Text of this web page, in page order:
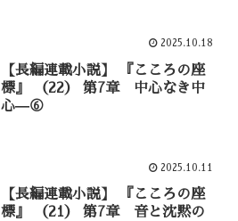
2025.10.18
【長編連載小説】 『こころの座
標』 （22） 第7章 中心なき中
心—⑥
2025.10.11
【長編連載小説】 『こころの座
標』 （21） 第7章 音と沈黙の